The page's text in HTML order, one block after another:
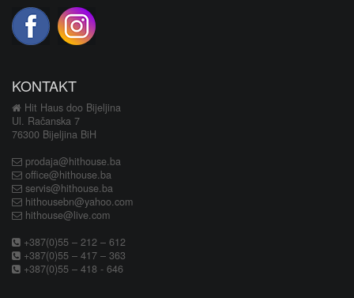
KONTAKT
Hit Haus doo Bijeljina
Ul. Račanska 7
76300 Bijeljina BiH
prodaja@hithouse.ba
office@hithouse.ba
servis@hithouse.ba
hithousebn@yahoo.com
hithouse@live.com
+387(0)55 – 212 – 612
+387(0)55 – 417 – 363
+387(0)55 – 418 - 646